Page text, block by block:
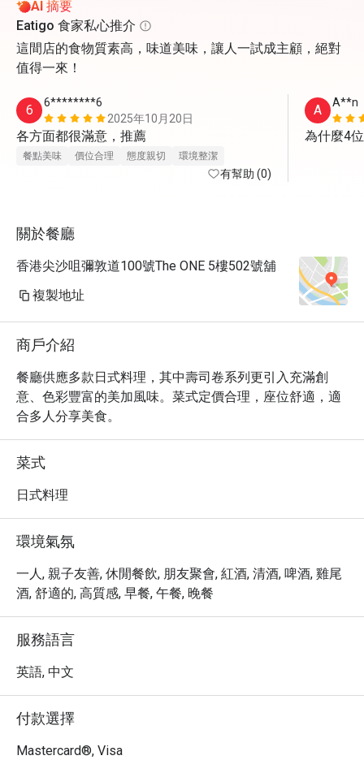
AI 摘要
Eatigo 食家私心推介
這間店的食物質素高，味道美味，讓人一試成主顧，絕對
值得一來！
6
6********6
2025年10月20日
各方面都很滿意，推薦
餐點美味 價位合理 態度親切 環境整潔
有幫助 (0)
A A**n
為什麼4
關於餐廳
香港尖沙咀彌敦道100號The ONE 5樓502號舖
複製地址
商戶介紹
餐廳供應多款日式料理，其中壽司卷系列更引入充滿創
意、色彩豐富的美加風味。菜式定價合理，座位舒適，適
合多人分享美食。
菜式
日式料理
環境氣氛
一人, 親子友善, 休閒餐飲, 朋友聚會, 紅酒, 清酒, 啤酒, 雞尾
酒, 舒適的, 高質感, 早餐, 午餐, 晚餐
服務語言
英語, 中文
付款選擇
Mastercard®, Visa